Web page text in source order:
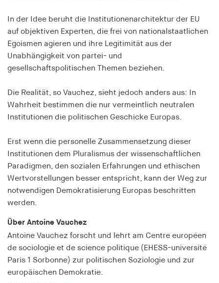
In der Idee beruht die Institutionenarchitektur der EU
auf objektiven Experten, die frei von nationalstaatlichen
Egoismen agieren und ihre Legitimität aus der
Unabhängigkeit von partei- und
gesellschaftspolitischen Themen beziehen.
Die Realität, so Vauchez, sieht jedoch anders aus: In
Wahrheit bestimmen die nur vermeintlich neutralen
Institutionen die politischen Geschicke Europas.
Erst wenn die personelle Zusammensetzung dieser
Institutionen dem Pluralismus der wissenschaftlichen
Paradigmen, den sozialen Erfahrungen und ethischen
Wertvorstellungen besser entspricht, kann der Weg zur
notwendigen Demokratisierung Europas beschritten
werden.
Über Antoine Vauchez
Antoine Vauchez forscht und lehrt am Centre européen
de sociologie et de science politique (EHESS-université
Paris 1 Sorbonne) zur politischen Soziologie und zur
europäischen Demokratie.
hamburger-edition.de
Cookie Laufzeit:
Sitzung
Name:
fonts_loaded
Cookie Laufzeit:
7 Tage